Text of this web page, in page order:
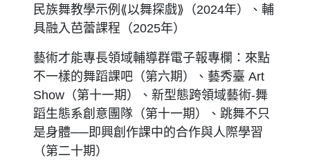
民族舞教學示例⟪以舞探戲⟫（2024年）、輔
具融入芭蕾課程（2025年）
藝術才能專長領域輔導群電子報專欄：來點
不一樣的舞蹈課吧（第六期）、藝秀臺 Art
Show（第十一期）、新型態跨領域藝術-舞
蹈生態系創意團隊（第十一期）、跳舞不只
是身體──即興創作課中的合作與人際學習
（第二十期）